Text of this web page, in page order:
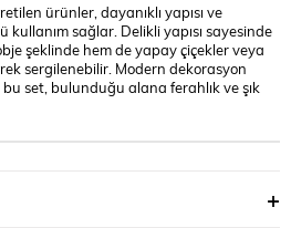
ürünler, dayanıklı yapısı ve
sağlar. Delikli yapısı sayesinde
şeklinde hem de yapay çiçekler veya
sergilenebilir. Modern dekorasyon
set, bulunduğu alana ferahlık ve şık